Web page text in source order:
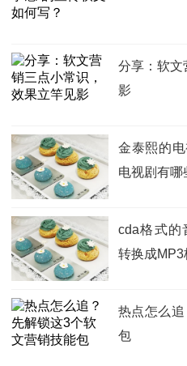
分享：软文
影
金泰熙的
电视剧有哪
cda格式的
转换成MP3
热点怎么
包